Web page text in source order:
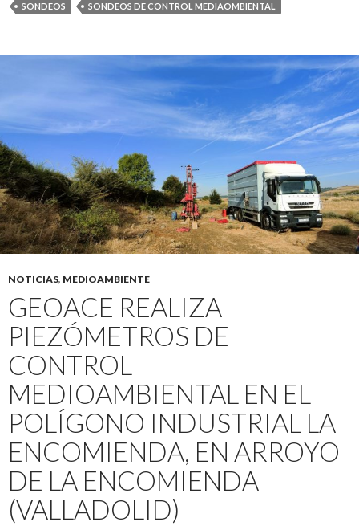
SONDEOS
SONDEOS DE CONTROL MEDIAOMBIENTAL
NOTICIAS, MEDIOAMBIENTE
GEOACE REALIZA
PIEZÓMETROS DE
CONTROL
MEDIOAMBIENTAL EN EL
POLÍGONO INDUSTRIAL LA
ENCOMIENDA, EN ARROYO
DE LA ENCOMIENDA
(VALLADOLID)